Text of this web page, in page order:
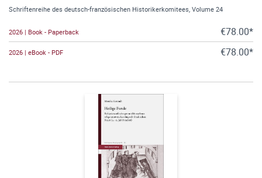
Schriftenreihe des deutsch-französischen Historikerkomitees, Volume 24
2026 | Book - Paperback €78.00*
2026 | eBook - PDF €78.00*